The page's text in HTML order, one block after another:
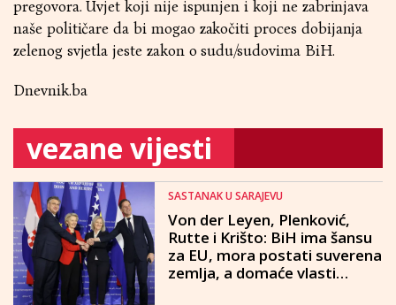
pregovora. Uvjet koji nije ispunjen i koji ne zabrinjava
naše političare da bi mogao zakočiti proces dobijanja
zelenog svjetla jeste zakon o sudu/sudovima BiH.
Dnevnik.ba
vezane vijesti
SASTANAK U SARAJEVU
Von der Leyen, Plenković,
Rutte i Krišto: BiH ima šansu
za EU, mora postati suverena
zemlja, a domaće vlasti